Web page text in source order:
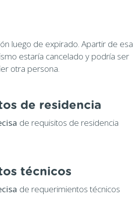
luego de expirado. Apartir de esa
estaría cancelado y podría ser
otra persona.
de residencia
de requisitos de residencia
técnicos
de requerimientos técnicos